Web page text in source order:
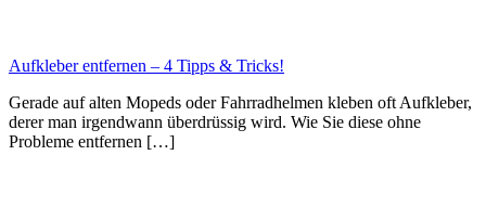
Aufkleber entfernen – 4 Tipps & Tricks!
Gerade auf alten Mopeds oder Fahrradhelmen kleben oft Aufkleber,
derer man irgendwann überdrüssig wird. Wie Sie diese ohne
Probleme entfernen […]